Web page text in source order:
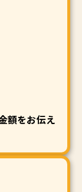
額をお伝え